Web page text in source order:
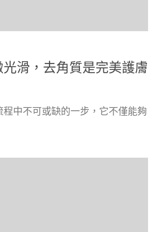
滑，去角質是完美護膚
中不可或缺的一步，它不僅能夠